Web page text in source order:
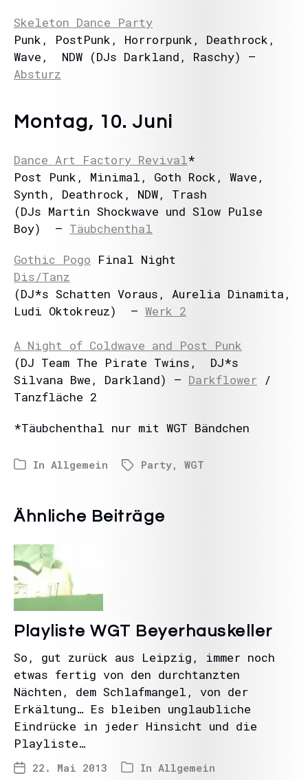
Skeleton Dance Party
Punk, PostPunk, Horrorpunk, Deathrock,
Wave, NDW (DJs Darkland, Raschy) –
Absturz
Montag, 10. Juni
Dance Art Factory Revival*
Post Punk, Minimal, Goth Rock, Wave,
Synth, Deathrock, NDW, Trash
(DJs Martin Shockwave und Slow Pulse
Boy) – Täubchenthal
Gothic Pogo Final Night
Dis/Tanz
(DJ*s Schatten Voraus, Aurelia Dinamita,
Ludi Oktokreuz) – Werk 2
A Night of Coldwave and Post Punk
(DJ Team The Pirate Twins, DJ*s
Silvana Bwe, Darkland) – Darkflower /
Tanzfläche 2
*Täubchenthal nur mit WGT Bändchen
In Allgemein Party, WGT
Ähnliche Beiträge
Playliste WGT Beyerhauskeller
So, gut zurück aus Leipzig, immer noch
etwas fertig von den durchtanzten
Nächten, dem Schlafmangel, von der
Erkältung… Es bleiben unglaubliche
Eindrücke in jeder Hinsicht und die
Playliste…
22. Mai 2013 In Allgemein